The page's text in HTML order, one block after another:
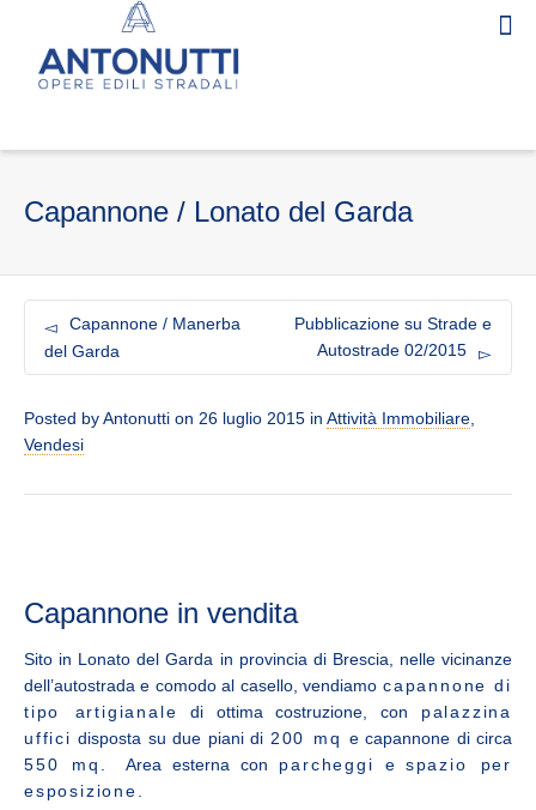
Capannone / Lonato del Garda
Capannone / Manerba
del Garda
Pubblicazione su Strade e
Autostrade 02/2015
Posted byAntonutti on 26 luglio 2015 in Attività Immobiliare
Vendesi
Capannone in vendita
Sito in Lonato del Garda in provincia di Brescia, nelle vicinanze
dell’autostrada e comodo al casello, vendiamo capannone di
tipo artigianale di ottima costruzione, con palazzina
uffici disposta su due piani di 200 mq e capannone di circa
550 mq
. Area esterna con parcheggi e spazio per
esposizione